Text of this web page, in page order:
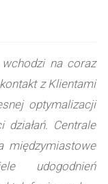
na coraz
z Klientami
optymalizacji
Centrale
międzymiastowe
udogodnień